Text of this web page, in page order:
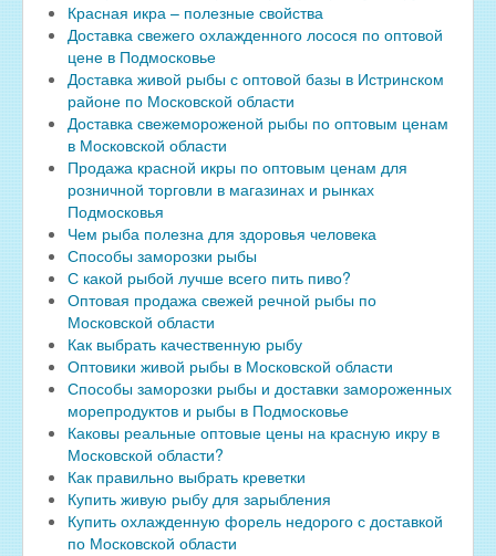
Красная икра – полезные свойства
Доставка свежего охлажденного лосося по оптовой
цене в Подмосковье
Доставка живой рыбы с оптовой базы в Истринском
районе по Московской области
Доставка свежемороженой рыбы по оптовым ценам
в Московской области
Продажа красной икры по оптовым ценам для
розничной торговли в магазинах и рынках
Подмосковья
Чем рыба полезна для здоровья человека
Способы заморозки рыбы
С какой рыбой лучше всего пить пиво?
Оптовая продажа свежей речной рыбы по
Московской области
Как выбрать качественную рыбу
Оптовики живой рыбы в Московской области
Способы заморозки рыбы и доставки замороженных
морепродуктов и рыбы в Подмосковье
Каковы реальные оптовые цены на красную икру в
Московской области?
Как правильно выбрать креветки
Купить живую рыбу для зарыбления
Купить охлажденную форель недорого с доставкой
по Московской области